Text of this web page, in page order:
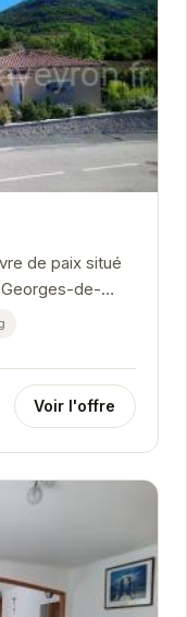
de paix situé
Georges-de-
des...
Voir l'offre